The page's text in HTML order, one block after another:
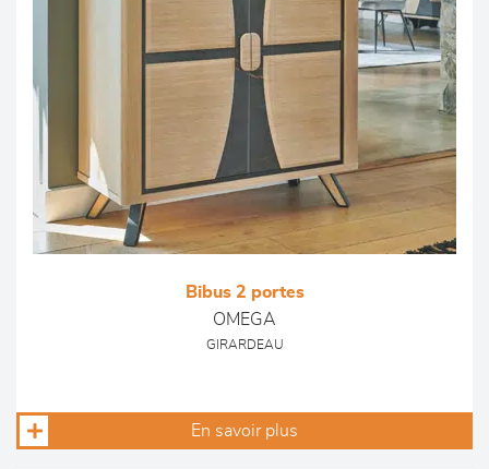
Bibus 2 portes
OMEGA
GIRARDEAU
En savoir plus